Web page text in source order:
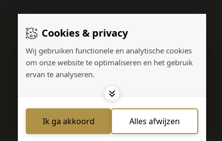
Cookies & privacy
Wij gebruiken functionele en analytische cookies
om onze website te optimaliseren en het gebruik
ervan te analyseren.
Ik ga akkoord Alles afwijzen
Sponsorreport © 2026
Gerealiseerd door:
Adverteren
Privacy Policy
Cookies instellen